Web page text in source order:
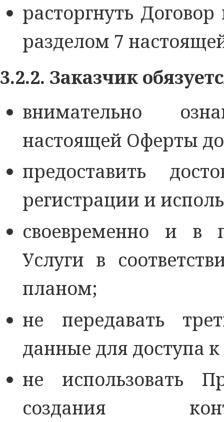
расторгнуть
разделом 7
3.2.2. Заказчик
внимательно
настоящей Оферты
предоставить
регистрации и
своевременно и в
Услуги в
планом;
не передавать
данные для доступа
не использовать
создания